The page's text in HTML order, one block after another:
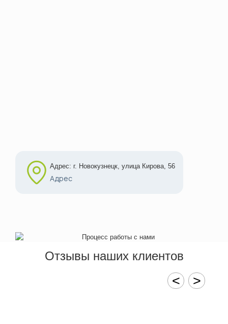
Адрес: г. Новокузнецк, улица Кирова, 56
Адрес
Отзывы наших клиентов
< >